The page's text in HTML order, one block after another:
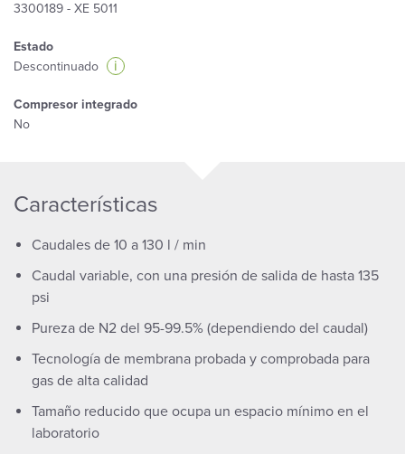
3300189 - XE 5011
Estado
Descontinuado
i
Compresor integrado
No
Características
Caudales de 10 a 130 l / min
Caudal variable, con una presión de salida de hasta 135
psi
Pureza de N2 del 95-99.5% (dependiendo del caudal)
Tecnología de membrana probada y comprobada para
gas de alta calidad
Tamaño reducido que ocupa un espacio mínimo en el
laboratorio